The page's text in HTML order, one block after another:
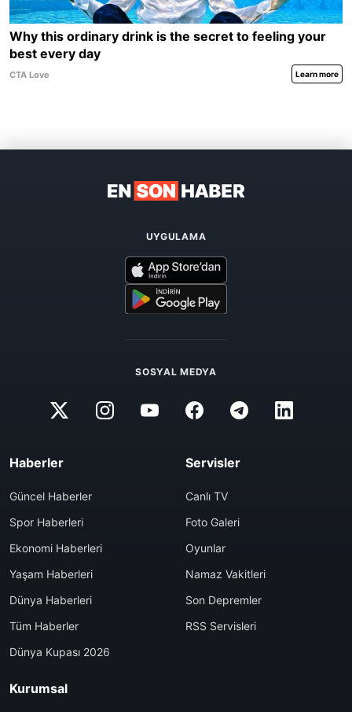
UYGULAMA
SOSYAL MEDYA
Haberler
Güncel Haberler
Spor Haberleri
Ekonomi Haberleri
Yaşam Haberleri
Dünya Haberleri
Tüm Haberler
Dünya Kupası 2026
Servisler
Canlı TV
Foto Galeri
Oyunlar
Namaz Vakitleri
Son Depremler
RSS Servisleri
Kurumsal